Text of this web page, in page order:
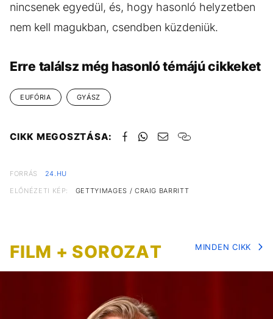
nincsenek egyedül, és, hogy hasonló helyzetben
nem kell magukban, csendben küzdeniük.
Erre találsz még hasonló témájú cikkeket
EUFÓRIA GYÁSZ
CIKK MEGOSZTÁSA:
FORRÁS
24.HU
ELŐNÉZETI KÉP:
GETTYIMAGES / CRAIG BARRITT
FILM + SOROZAT MINDEN CIKK